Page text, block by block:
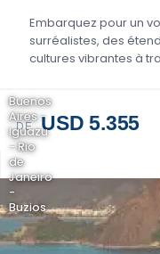
Embarquez pour un
surréalistes, des
cultures vibrantes à
DE USD 5.355
Buenos
Aires -
Iguazu
- Rio
de
Janeiro
-
Buzios